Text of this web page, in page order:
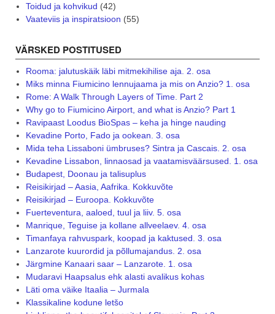
Toidud ja kohvikud (42)
Vaateviis ja inspiratsioon (55)
VÄRSKED POSTITUSED
Rooma: jalutuskäik läbi mitmekihilise aja. 2. osa
Miks minna Fiumicino lennujaama ja mis on Anzio? 1. osa
Rome: A Walk Through Layers of Time. Part 2
Why go to Fiumicino Airport, and what is Anzio? Part 1
Ravipaast Loodus BioSpas – keha ja hinge nauding
Kevadine Porto, Fado ja ookean. 3. osa
Mida teha Lissaboni ümbruses? Sintra ja Cascais. 2. osa
Kevadine Lissabon, linnaosad ja vaatamisväärsused. 1. osa
Budapest, Doonau ja talisuplus
Reisikirjad – Aasia, Aafrika. Kokkuvõte
Reisikirjad – Euroopa. Kokkuvõte
Fuerteventura, aaloed, tuul ja liiv. 5. osa
Manrique, Teguise ja kollane allveelaev. 4. osa
Timanfaya rahvuspark, koopad ja kaktused. 3. osa
Lanzarote kuurordid ja põllumajandus. 2. osa
Järgmine Kanaari saar – Lanzarote. 1. osa
Mudaravi Haapsalus ehk alasti avalikus kohas
Läti oma väike Itaalia – Jurmala
Klassikaline kodune letšo